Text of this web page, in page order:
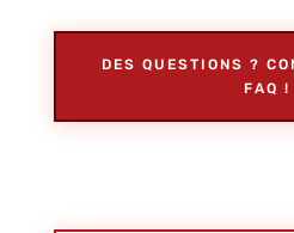
DES QUESTIONS ?
FAQ !